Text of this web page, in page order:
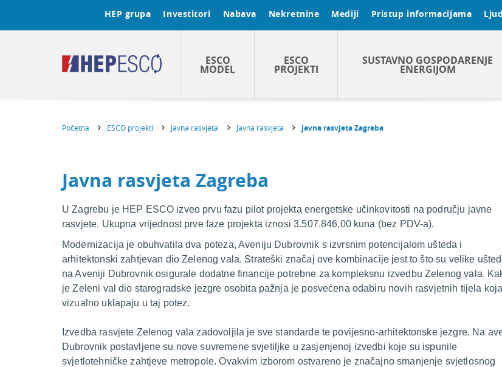
HEP grupa Investitori Nabava Nekretnine Mediji Pristup informacijama
ESCO
MODEL
ESCO
PROJEKTI
SUSTAVNO GOSPODARENJE
ENERGIJOM
Početna ESCO projekti Javna rasvjeta Javna rasvjeta Javna rasvjeta Zagreba
Javna rasvjeta Zagreba
U Zagrebu je HEP ESCO izveo prvu fazu pilot projekta energetske učinkovitosti na području javne
rasvjete. Ukupna vrijednost prve faze projekta iznosi 3.507.846,00 kuna (bez PDV-a).
Modernizacija je obuhvatila dva poteza, Aveniju Dubrovnik s izvrsnim potencijalom ušteda i
arhitektonski zahtjevan dio Zelenog vala. Strateški značaj ove kombinacije jest to što su velike
na Aveniji Dubrovnik osigurale dodatne financije potrebne za kompleksnu izvedbu Zelenog vala.
je Zeleni val dio starogradske jezgre osobita pažnja je posvećena odabiru novih rasvjetnih tijela
vizualno uklapaju u taj potez.
Izvedba rasvjete Zelenog vala zadovoljila je sve standarde te povijesno-arhitektonske jezgre. Na
Dubrovnik postavljene su nove suvremene svjetiljke u zasjenjenoj izvedbi koje su ispunile
svjetlotehničke zahtjeve metropole. Ovakvim izborom ostvareno je značajno smanjenje svjetlosnog